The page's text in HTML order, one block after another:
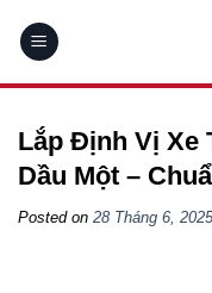
Lắp Định Vị Xe
Dầu Một –
Posted on 28 Tháng 6, 2025